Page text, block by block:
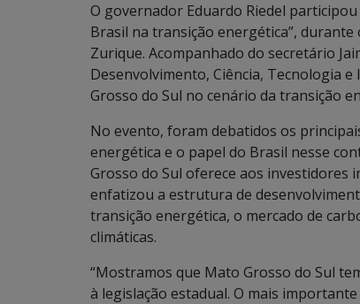
O governador Eduardo Riedel
Brasil na transição energética”, durante
Zurique. Acompanhado do secretário
Desenvolvimento, Ciência, Tecnologia
Grosso do Sul no cenário da transição
No evento, foram debatidos os
energética e o papel do Brasil nesse
Grosso do Sul oferece aos investidores
enfatizou a estrutura de
transição energética, o mercado de
climáticas.
“Mostramos que Mato Grosso do Sul
à legislação estadual. O mais